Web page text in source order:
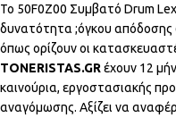
Το 50F0Z00 Συμβατό Drum
δυνατότητα ;όγκου απόδοσης
όπως ορίζουν οι
TONERISTAS.GR έχουν 12
καινούρια, εργοστασιακής
αναγόμωσης. Αξίζει να